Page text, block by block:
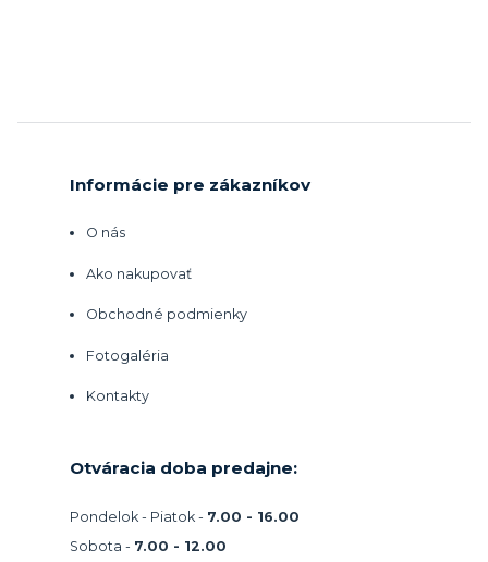
Informácie pre zákazníkov
O nás
Ako nakupovať
Obchodné podmienky
Fotogaléria
Kontakty
Otváracia doba predajne:
Pondelok - Piatok - 7.00 - 16.00
Sobota - 7.00 - 12.00